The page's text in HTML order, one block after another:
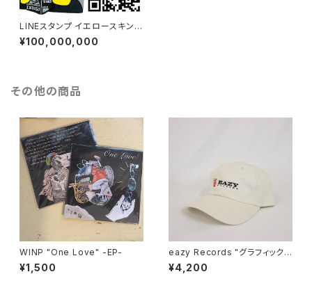
LINEスタンプ イエロースキンの
ギークなイルカ君
¥100,000,000
その他の商品
WINP "One Love" -EP-
¥1,500
eazy Records "グラフィック
ロゴ キャップ(dad cap)"
¥4,200